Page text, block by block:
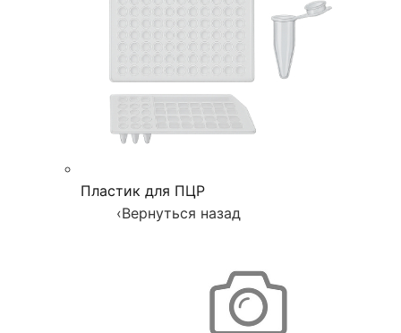
Пластик для ПЦР
‹Вернуться назад